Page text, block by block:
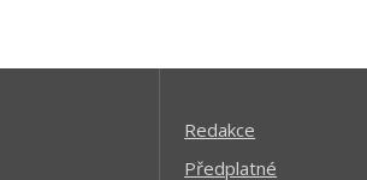
Redakce
Předplatné